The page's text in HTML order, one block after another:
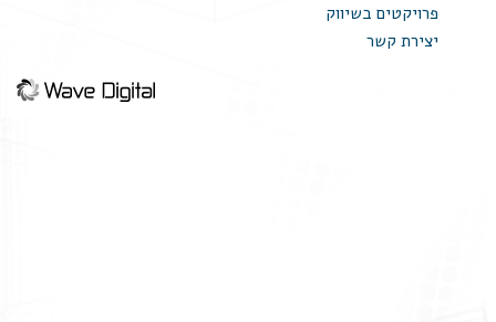
פרויקטים בשיווק
יצירת קשר
textarea